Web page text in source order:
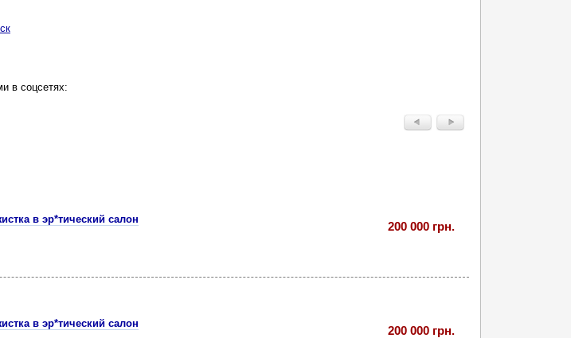
в соцсетях:
в эр*тический салон
200 000 грн.
в эр*тический салон
200 000 грн.